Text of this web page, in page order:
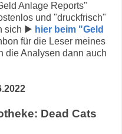
Anlage Reports"
und "druckfrisch"
sich ▶ hier beim "Geld
für die Leser meines
die Analysen dann auch
Dead Cats